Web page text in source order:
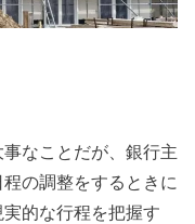
なことだが、銀行主
の調整をするときに
的な行程を把握す